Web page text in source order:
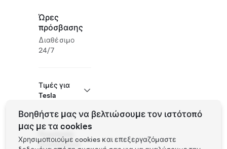
Ώρες
πρόσβασης
Διαθέσιμο
24/7
Τιμές για
Tesla
Roadside
Assistance
Βοηθήστε μας να βελτιώσουμε τον ιστότοπό
μας με τα cookies
Χρησιμοποιούμε cookies και επεξεργαζόμαστε